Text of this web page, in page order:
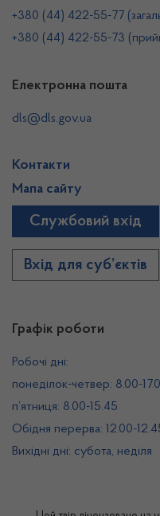
Графік роботи
Робочі дні:
понеділок-четвер: 8.00-
п’ятниця: 8.00-15.45
Обідня перерва: 12.00-
Вихідні дні: субота, неділя
+380 (44) 422-55-77
+380 (44) 422-55-73
Електронна пошта
dls@dls.gov.ua
Контакти
Мапа сайту
Службовий вхід
Вхід для суб’єктів